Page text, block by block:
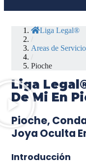
Liga Legal®
/
Areas de Servicio
/
Pioche
Liga
De Mi En
Pioche,
Joya Oculta
Introducción